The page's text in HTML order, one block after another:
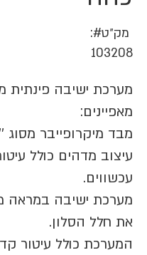
מק״ט
103208
מערכת ישיבה פינתית
מאפיינים:
מבד מיקרופייבר מסוג
עיצוב מדהים כולל
עכשווים.
מערכת ישיבה במראה
את חלל הסלון.
המערכת כולל עיטור